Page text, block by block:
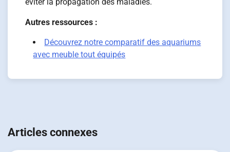
Autres ressources :
Découvrez notre comparatif des aquariums
avec meuble tout équipés
de
Articles connexes